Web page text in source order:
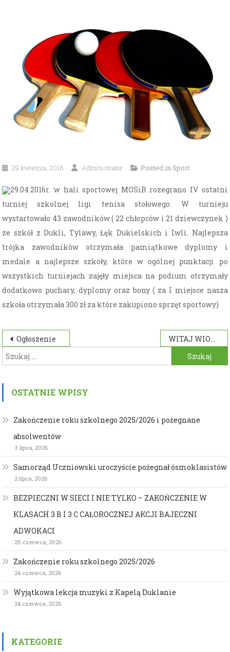
29 kwietnia, 2016 Administrator Posted in Sport
29.04.2016r. w hali sportowej MOSiR rozegrano IV ostatni
turniej szkolnej ligi tenisa stołowego. W turnieju
wystartowało 43 zawodników ( 22 chłopców i 21 dziewczynek )
ze szkół z Dukli, Tylawy, Łęk Dukielskich i Iwli. Najlepsza
trójka zawodników otrzymała pamiątkowe dyplomy i
medale a najlepsze szkoły, które w ogólnej punktacji po
wszystkich turniejach zajęły miejsca na podium otrzymały
dodatkowo puchary, dyplomy oraz bony ( za I miejsce nasza
szkoła otrzymała 300 zł za które zakupiono sprzęt sportowy).
Nawigacja
wpisu
Ogłoszenie
WITAJ WIOSNO!
Szukaj:
OSTATNIE WPISY
Zakończenie roku szkolnego 2025/2026 i pożegnane
absolwentów
3 lipca, 2026
Samorząd Uczniowski uroczyście pożegnał ósmoklasistów
2 lipca, 2026
BEZPIECZNI W SIECI I NIE TYLKO – ZAKOŃCZENIE W
KLASACH 3 B I 3 C CAŁOROCZNEJ AKCJI BAJECZNI
ADWOKACI
25 czerwca, 2026
Zakończenie roku szkolnego 2025/2026
24 czerwca, 2026
Wyjątkowa lekcja muzyki z Kapelą Duklanie
24 czerwca, 2026
KATEGORIE